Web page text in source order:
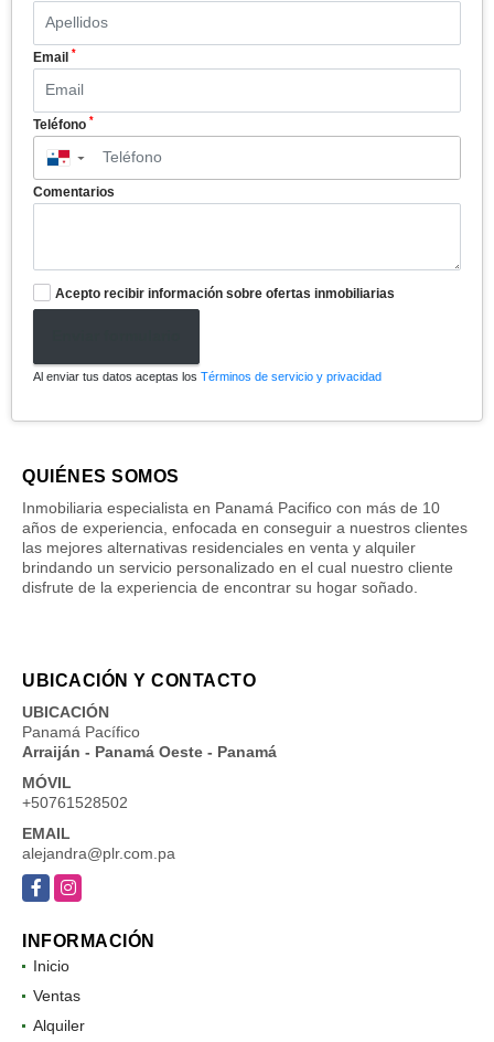
Email *
Teléfono *
▼
Comentarios
Acepto recibir información sobre ofertas inmobiliarias
Al enviar tus datos aceptas los Términos de servicio y privacidad
QUIÉNES SOMOS
Inmobiliaria especialista en Panamá Pacifico con más de 10
años de experiencia, enfocada en conseguir a nuestros clientes
las mejores alternativas residenciales en venta y alquiler
brindando un servicio personalizado en el cual nuestro cliente
disfrute de la experiencia de encontrar su hogar soñado.
UBICACIÓN Y CONTACTO
UBICACIÓN
Panamá Pacífico
Arraiján - Panamá Oeste - Panamá
MÓVIL
+50761528502
EMAIL
alejandra@plr.com.pa
FacebookInstagram
INFORMACIÓN
Inicio
Ventas
Alquiler